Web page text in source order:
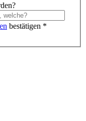
bestätigen *